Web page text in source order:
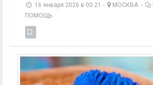
16 января 2026 в 00:21 - МОСКВА -
ПОМОЩЬ